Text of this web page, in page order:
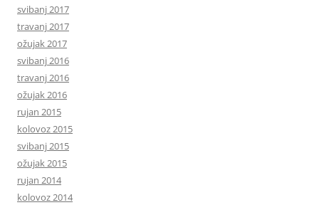
svibanj 2017
travanj 2017
ožujak 2017
svibanj 2016
travanj 2016
ožujak 2016
rujan 2015
kolovoz 2015
svibanj 2015
ožujak 2015
rujan 2014
kolovoz 2014